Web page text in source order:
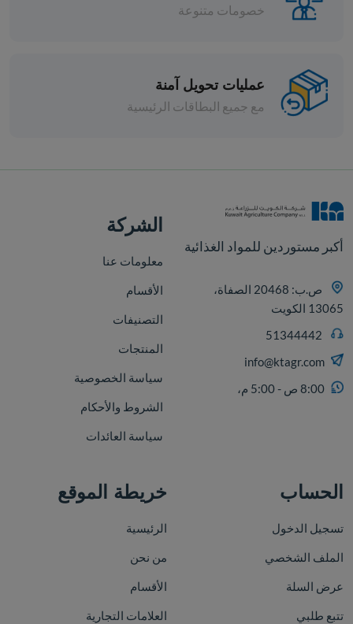
جبنة اسطنبولي دومتي 250جم - 2 +
خصومات متنوعة
عمليات تحويل آمنة
مع جميع البطاقات الرئيسية
أكبر مستوردين للمواد الغذائية
ص.ب: 20468 الصفاة،
13065 الكويت
info@ktagr.com
8:00 ص - 5:00 م،
الشركة
معلومات عنا
الأقسام
التصنيفات
المنتجات
سياسة الخصوصية
الشروط والأحكام
سياسة العائدات
الحساب
تسجيل الدخول
الملف الشخصي
عرض السلة
تتبع طلبي
خريطة الموقع
الرئيسية
من نحن
الأقسام
العلامات التجارية